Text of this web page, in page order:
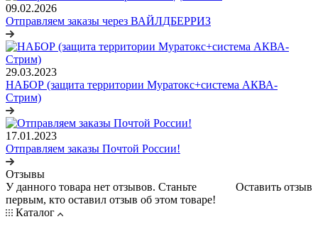
09.02.2026
Отправляем заказы через ВАЙЛДБЕРРИЗ
29.03.2023
НАБОР (защита территории Муратокс+система АКВА-
Стрим)
17.01.2023
Отправляем заказы Почтой России!
Отзывы
Оставить отзыв
У данного товара нет отзывов. Станьте
первым, кто оставил отзыв об этом товаре!
Каталог